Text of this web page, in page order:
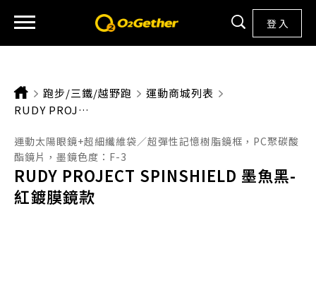
登 入
跑步/三鐵/越野跑
運動商城列表
CURRENT: RUDY PROJECT SPINSHIELD 墨魚黑-紅鍍膜鏡款
運動太陽眼鏡+超細纖維袋／超彈性記憶樹脂鏡框，PC聚碳酸
酯鏡片，墨鏡色度：F-3
RUDY PROJECT SPINSHIELD 墨魚黑-
紅鍍膜鏡款